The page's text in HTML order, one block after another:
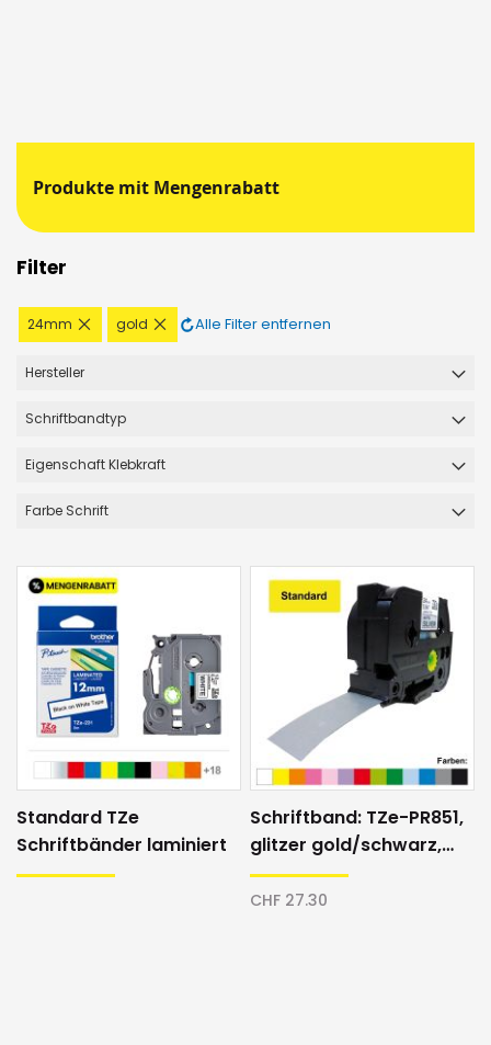
Produkte mit Mengenrabatt
Filter
24mm
Diesen
Artikel
gold
Diesen
Artikel
Alle Filter entfernen
Hersteller
Schriftbandtyp
Eigenschaft Klebkraft
Farbe Schrift
Standard TZe
Schriftbänder laminiert
Schriftband: TZe-PR851,
glitzer gold/schwarz,
24mm
CHF 27.30